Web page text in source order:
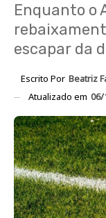
Enquanto o
escapar da
Escrito Por Beatriz
Atualizado em 06/